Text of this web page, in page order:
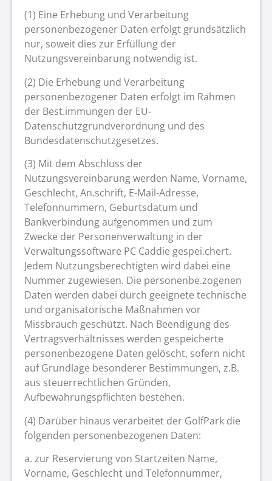
(1) Eine Erhebung und Verarbeitung
personenbezogener Daten erfolgt grundsätzlich
nur, soweit dies zur Erfüllung der
Nutzungsvereinbarung notwendig ist.
(2) Die Erhebung und Verarbeitung
personenbezogener Daten erfolgt im Rahmen
der Best.immungen der EU-
Datenschutzgrundverordnung und des
Bundesdatenschutzgesetzes.
(3) Mit dem Abschluss der
Nutzungsvereinbarung werden Name, Vorname,
Geschlecht, An.schrift, E-Mail-Adresse,
Telefonnummern, Geburtsdatum und
Bankverbindung aufgenommen und zum
Zwecke der Personenverwaltung in der
Verwaltungssoftware PC Caddie gespei.chert.
Jedem Nutzungsberechtigten wird dabei eine
Nummer zugewiesen. Die personenbe.zogenen
Daten werden dabei durch geeignete technische
und organisatorische Maßnahmen vor
Missbrauch geschützt. Nach Beendigung des
Vertragsverhältnisses werden gespeicherte
personenbezogene Daten gelöscht, sofern nicht
auf Grundlage besonderer Bestimmungen, z.B.
aus steuerrechtlichen Gründen,
Aufbewahrungspflichten bestehen.
(4) Darüber hinaus verarbeitet der GolfPark die
folgenden personenbezogenen Daten:
a. zur Reservierung von Startzeiten Name,
Vorname, Geschlecht und Telefonnummer,